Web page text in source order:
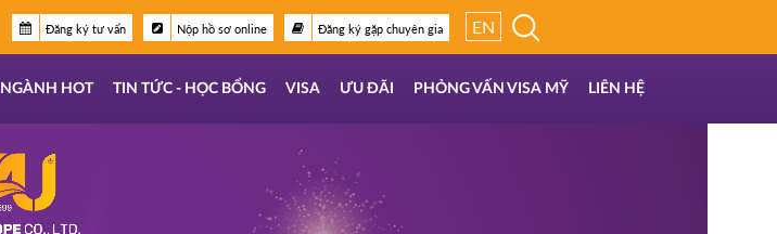
Đăng ký tư vấn Nộp hồ sơ online Đăng ký gặp chuyên gia EN
NGÀNH HOT TIN TỨC - HỌC BỔNG VISA ƯU ĐÃI PHỎNG VẤN VISA MỸ LIÊN HỆ